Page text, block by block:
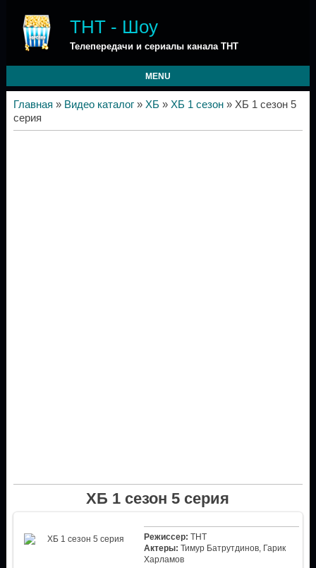
ТНТ - Шоу
Телепередачи и сериалы канала ТНТ
MENU
Главная » Видео каталог» ХБ » ХБ 1 сезон» ХБ 1 сезон 5
серия
ХБ 1 сезон 5 серия
Режиссер: ТНТ
Актеры: Тимур Батрутдинов, Гарик
Харламов